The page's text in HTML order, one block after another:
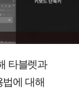
타블렛과
에 대해